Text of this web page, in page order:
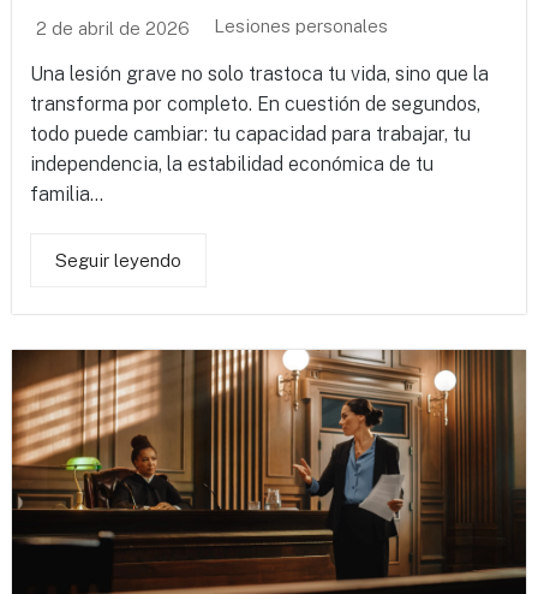
2 de abril de 2026 Lesiones personales
Una lesión grave no solo trastoca tu vida, sino que la
transforma por completo. En cuestión de segundos,
todo puede cambiar: tu capacidad para trabajar, tu
independencia, la estabilidad económica de tu
familia...
Seguir leyendo